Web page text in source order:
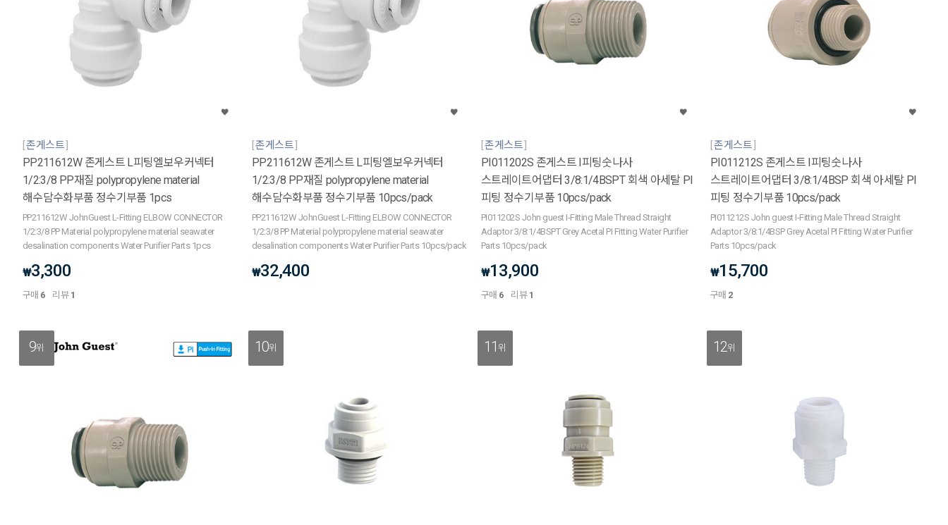
존게스트
PP211612W 존게스트 L피팅엘보우커넥터
1/2:3/8 PP재질 polypropylene material
해수담수화부품 정수기부품 1pcs
PP211612W JohnGuest L-Fitting ELBOW CONNECTOR
1/2:3/8 PP Material polypropylene material seawater
desalination components Water Purifier Parts 1pcs
₩3,300
구매 6 리뷰 1
존게스트
PP211612W 존게스트 L피팅엘보우커넥터
1/2:3/8 PP재질 polypropylene material
해수담수화부품 정수기부품 10pcs/pack
PP211612W JohnGuest L-Fitting ELBOW CONNECTOR
1/2:3/8 PP Material polypropylene material seawater
desalination components Water Purifier Parts 10pcs/pack
₩32,400
존게스트
PI011202S 존게스트 I피팅숫나사
스트레이트어댑터 3/8:1/4BSPT 회색 아세탈 PI
피팅 정수기부품 10pcs/pack
PI011202S John guest I-Fitting Male Thread Straight
Adaptor 3/8:1/4BSPT Grey Acetal PI Fitting Water Purifier
Parts 10pcs/pack
₩13,900
구매 6 리뷰 1
존게스트
PI011212S 존게스트 I피팅숫나사
스트레이트어댑터 3/8:1/4BSP 회색 아세탈 PI
피팅 정수기부품 10pcs/pack
PI011212S John guest I-Fitting Male Thread Straight
Adaptor 3/8:1/4BSP Grey Acetal PI Fitting Water Purifier
Parts 10pcs/pack
₩15,700
구매 2
9위 10위 11위 12위